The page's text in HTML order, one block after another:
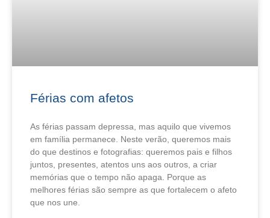
Férias com afetos
As férias passam depressa, mas aquilo que vivemos
em família permanece. Neste verão, queremos mais
do que destinos e fotografias: queremos pais e filhos
juntos, presentes, atentos uns aos outros, a criar
memórias que o tempo não apaga. Porque as
melhores férias são sempre as que fortalecem o afeto
que nos une.